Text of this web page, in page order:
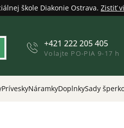
škole Diakonie Ostrava. Zistiť
+421 222 205 405
Volajte PO-PIA 9-17 h
PríveskyNáramkyDoplnkySady